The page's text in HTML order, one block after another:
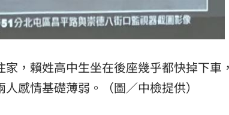
家，賴姓高中生坐在後座幾乎都快掉下車
感情基礎薄弱。（圖／中檢提供）